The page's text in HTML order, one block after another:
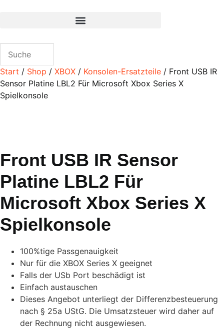
Start / Shop / XBOX / Konsolen-Ersatzteile / Front USB IR
Sensor Platine LBL2 Für Microsoft Xbox Series X
Spielkonsole
Front USB IR Sensor
Platine LBL2 Für
Microsoft Xbox Series X
Spielkonsole
100%tige Passgenauigkeit
Nur für die XBOX Series X geeignet
Falls der USb Port beschädigt ist
Einfach austauschen
Dieses Angebot unterliegt der Differenzbesteuerung
nach § 25a UStG. Die Umsatzsteuer wird daher auf
der Rechnung nicht ausgewiesen.